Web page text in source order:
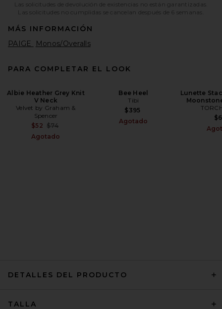
Las solicitudes de devolución de existencias no están garantizadas.
Las solicitudes no cumplidas se cancelan después de 6 semanas.
MÁS INFORMACIÓN
PAIGE
Monos/Overalls
PARA COMPLETAR EL LOOK
Albie Heather Grey Knit
V Neck
Velvet by Graham &
Spencer
$52 Previous price:
$74
Agotado
Bee Heel
Tibi
$395
Agotado
Lunette
DETALLES DEL PRODUCTO
TALLA